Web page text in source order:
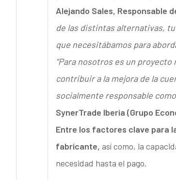
Alejando Sales, Responsable
de las distintas alternativas,
que necesitábamos para
“Para nosotros es un
contribuir a la mejora de la
socialmente responsable como
SynerTrade Iberia (Grupo
Entre los factores clave para
fabricante, así como, la
necesidad hasta el pago.